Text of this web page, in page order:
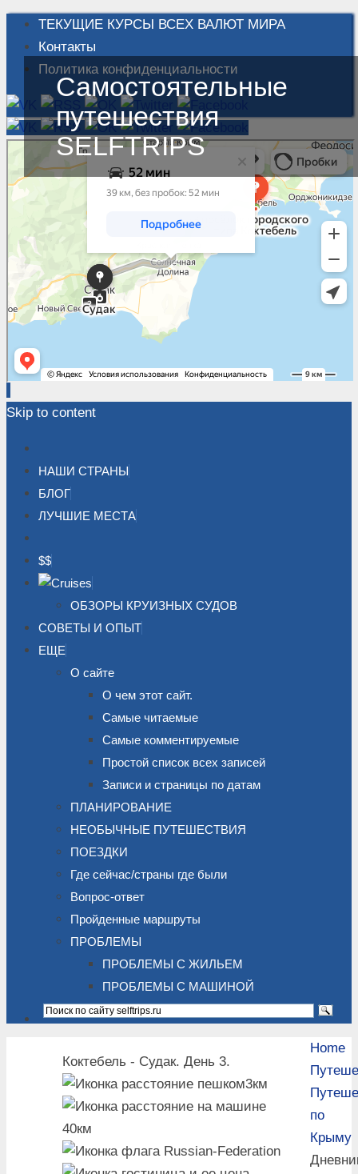
ТЕКУЩИЕ КУРСЫ ВСЕХ ВАЛЮТ МИРА
Контакты
Политика конфиденциальности
Карту можно двигать
Самостоятельные
путешествия
SELFTRIPS
Skip to content
НАШИ СТРАНЫ
БЛОГ
ЛУЧШИЕ МЕСТА
$$
ОБЗОРЫ КРУИЗНЫХ СУДОВ
СОВЕТЫ И ОПЫТ
ЕЩЕ
О сайте
О чем этот сайт.
Самые читаемые
Самые комментируемые
Простой список всех записей
Записи и страницы по датам
ПЛАНИРОВАНИЕ
НЕОБЫЧНЫЕ ПУТЕШЕСТВИЯ
ПОЕЗДКИ
Где сейчас/страны где были
Вопрос-ответ
Пройденные маршруты
ПРОБЛЕМЫ
ПРОБЛЕМЫ С ЖИЛЬЕМ
ПРОБЛЕМЫ С МАШИНОЙ
Home
по
Крыму
Коктебель - Судак. День 3.
3км
40км